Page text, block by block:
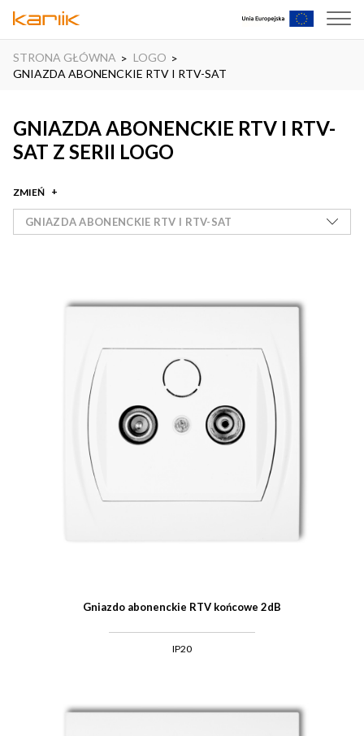
STRONA GŁÓWNA
LOGO
GNIAZDA ABONENCKIE RTV I RTV-SAT
GNIAZDA ABONENCKIE RTV I RTV-
SAT Z SERII LOGO
ZMIEŃ
GNIAZDA ABONENCKIE RTV I RTV-SAT
Gniazdo abonenckie RTV końcowe 2dB
IP20